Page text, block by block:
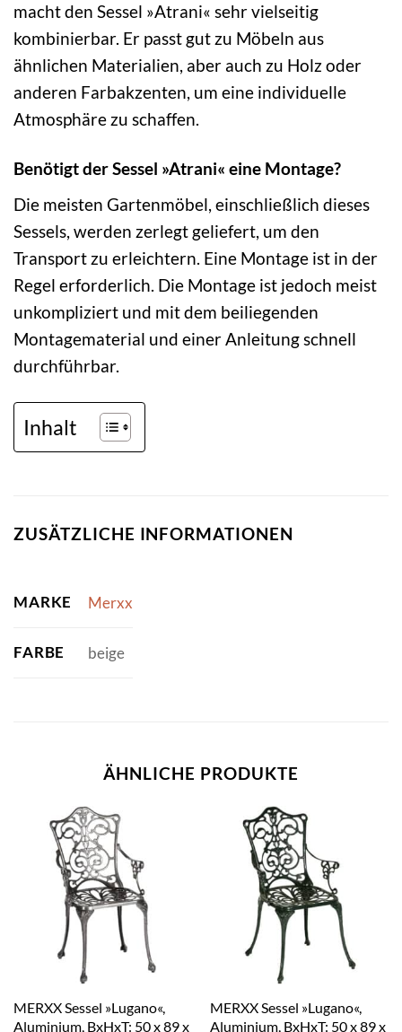
macht den Sessel »Atrani« sehr vielseitig
kombinierbar. Er passt gut zu Möbeln aus
ähnlichen Materialien, aber auch zu Holz oder
anderen Farbakzenten, um eine individuelle
Atmosphäre zu schaffen.
Benötigt der Sessel »Atrani« eine Montage?
Die meisten Gartenmöbel, einschließlich dieses
Sessels, werden zerlegt geliefert, um den
Transport zu erleichtern. Eine Montage ist in der
Regel erforderlich. Die Montage ist jedoch meist
unkompliziert und mit dem beiliegenden
Montagematerial und einer Anleitung schnell
durchführbar.
Inhalt
ZUSÄTZLICHE INFORMATIONEN
MARKE Merxx
FARBE beige
ÄHNLICHE PRODUKTE
MERXX Sessel »Lugano«,
Aluminium, BxHxT: 50 x 89 x
MERXX Sessel »Lugano«,
Aluminium, BxHxT: 50 x 89 x